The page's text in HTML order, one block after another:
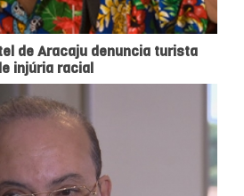
de Aracaju denuncia turista
injúria racial